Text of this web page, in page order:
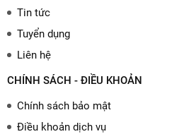
Tin tức
Tuyển dụng
Liên hệ
CHÍNH SÁCH - ĐIỀU KHOẢN
Chính sách bảo mật
Điều khoản dịch vụ